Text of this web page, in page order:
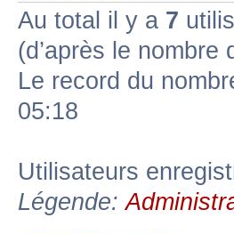
Au total il y a 7
(d’après le
Le record du
05:18
Utilisateurs
Légende: